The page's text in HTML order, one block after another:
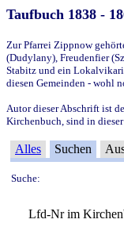
Taufbuch 1838 -
Zur Pfarrei Zippnow
(Dudylany), Freudenfier
Stabitz und ein
diesen Gemeinden - wohl
Autor dieser Abschrift ist
Kirchenbuch, sind in
Alles Suchen
Suche:
Lfd-Nr im